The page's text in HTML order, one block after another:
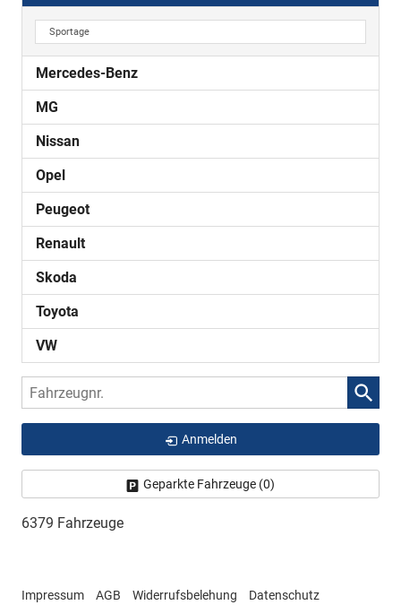
Sportage
Mercedes-Benz
MG
Nissan
Opel
Peugeot
Renault
Skoda
Toyota
VW
Fahrzeugnr.
Anmelden
Geparkte Fahrzeuge (0)
6379 Fahrzeuge
Impressum AGB Widerrufsbelehung Datenschutz